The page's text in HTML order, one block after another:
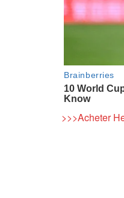
>>>Acheter